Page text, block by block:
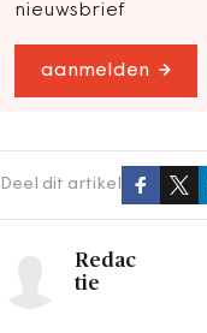
nieuwsbrief
aanmelden
Deel dit artikel
Redac
tie